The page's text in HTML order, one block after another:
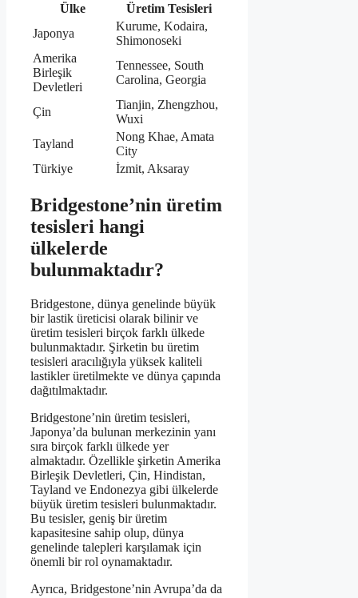
Ülke
Üretim Tesisleri
Japonya
Kurume, Kodaira,
Shimonoseki
Amerika
Birleşik
Devletleri
Tennessee, South
Carolina, Georgia
Çin
Tianjin, Zhengzhou,
Wuxi
Tayland
Nong Khae, Amata
City
Türkiye
İzmit, Aksaray
Bridgestone’nin üretim
tesisleri hangi
ülkelerde
bulunmaktadır?
Bridgestone, dünya genelinde büyük
bir lastik üreticisi olarak bilinir ve
üretim tesisleri birçok farklı ülkede
bulunmaktadır. Şirketin bu üretim
tesisleri aracılığıyla yüksek kaliteli
lastikler üretilmekte ve dünya çapında
dağıtılmaktadır.
Bridgestone’nin üretim tesisleri,
Japonya’da bulunan merkezinin yanı
sıra birçok farklı ülkede yer
almaktadır. Özellikle şirketin Amerika
Birleşik Devletleri, Çin, Hindistan,
Tayland ve Endonezya gibi ülkelerde
büyük üretim tesisleri bulunmaktadır.
Bu tesisler, geniş bir üretim
kapasitesine sahip olup, dünya
genelinde talepleri karşılamak için
önemli bir rol oynamaktadır.
Ayrıca, Bridgestone’nin Avrupa’da da